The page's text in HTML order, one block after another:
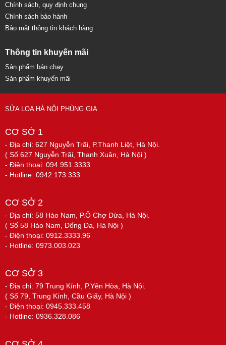
Chính sách, quy định chung
Chính sách bảo hành
Bảo mật thông tin khách hàng
Thông tin khuyến mãi
Sản phẩm bán chạy
Sản phẩm khuyến mãi
SỬA LOA HÀ NỘI PHÙNG GIA
CƠ SỞ 1
- Địa chỉ: 627 Nguyễn Trãi, P.Thanh Liệt, Hà Nội.
( Số 627 Nguyễn Trãi, Thanh Xuân, Hà Nội )
- Điện thoại: 094.951.3333
- Hotline: 0942.173.333
CƠ SỞ 2
- Địa chỉ: 58 Hào Nam, P.Ô Chợ Dừa, Hà Nội.
( Số 58 Hào Nam, Đống Đa, Hà Nội )
- Điện thoại: 0912.3333.96
- Hotline: 0973.003.023
CƠ SỞ 3
- Địa chỉ: 79 Trung Kính, P.Yên Hòa, Hà Nội.
( Số 79, Trung Kính, Cầu Giấy, Hà Nội )
- Điện thoại: 0945.333.458
- Hotline: 0936.328.086